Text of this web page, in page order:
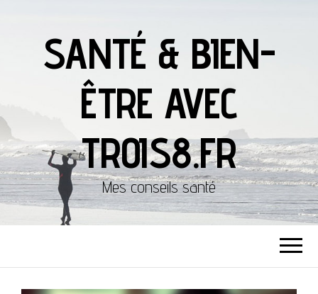
SANTÉ & BIEN-
ÊTRE AVEC
TROIS8.FR
Mes conseils santé